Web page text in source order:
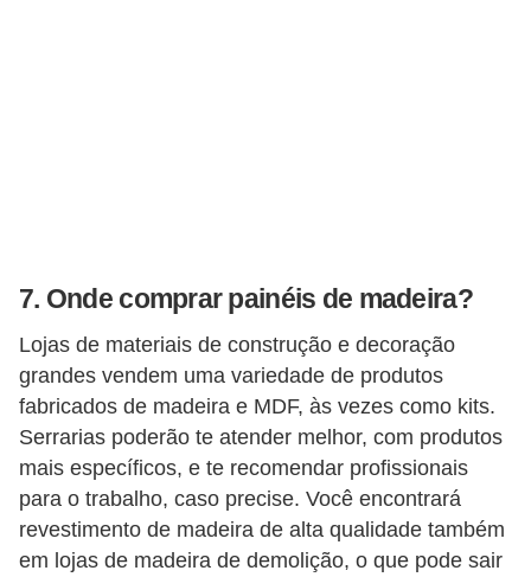
7. Onde comprar painéis de madeira?
Lojas de materiais de construção e decoração
grandes vendem uma variedade de produtos
fabricados de madeira e MDF, às vezes como kits.
Serrarias poderão te atender melhor, com produtos
mais específicos, e te recomendar profissionais
para o trabalho, caso precise. Você encontrará
revestimento de madeira de alta qualidade também
em lojas de madeira de demolição, o que pode sair